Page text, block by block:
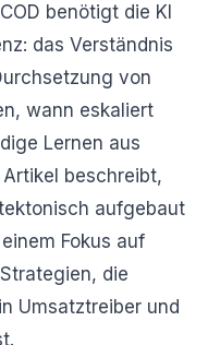
benötigt die KI
das Verständnis
von
wann eskaliert
Lernen aus
beschreibt,
aufgebaut
Fokus auf
die
Umsatztreiber und